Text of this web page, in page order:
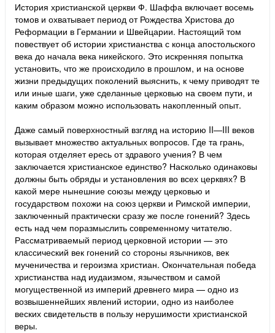
История христианской церкви Ф. Шаффа включает восемь
томов и охватывает период от Рождества Христова до
Реформации в Германии и Швейцарии. Настоящий том
повествует об истории христианства с конца апостольского
века до начала века никейского. Это искренняя попытка
установить, что же происходило в прошлом, и на основе
жизни предыдущих поколений выяснить, к чему приводят те
или иные шаги, уже сделанные церковью на своем пути, и
каким образом можно использовать накопленный опыт.
Даже самый поверхностный взгляд на историю II—III веков
вызывает множество актуальных вопросов. Где та грань,
которая отделяет ересь от здравого учения? В чем
заключается христианское единство? Насколько одинаковы
должны быть обряды и установления во всех церквях? В
какой мере нынешние союзы между церковью и
государством похожи на союз церкви и Римской империи,
заключенный практически сразу же после гонений? Здесь
есть над чем поразмыслить современному читателю.
Рассматриваемый период церковной истории — это
классический век гонений со стороны язычников, век
мученичества и героизма христиан. Окончательная победа
христианства над иудаизмом, язычеством и самой
могущественной из империй древнего мира — одно из
возвышеннейших явлений истории, одно из наиболее
веских свидетельств в пользу нерушимости христианской
веры.